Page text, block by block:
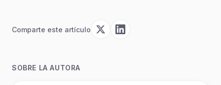
Comparte este artículo
SOBRE LA AUTORA